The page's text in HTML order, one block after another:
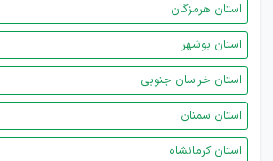
استان هرمزگان
استان بوشهر
استان خراسان جنوبی
استان سمنان
استان کرمانشاه